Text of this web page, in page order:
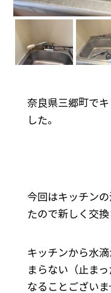
奈良県三郷町で
した。
今回はキッチン
たので新しく交換
キッチンから水
まらない（止ま
なることございま